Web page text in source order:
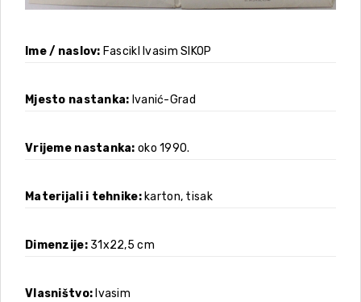
Ime / naslov Fascikl Ivasim SIKOP
Mjesto nastanka Ivanić-Grad
Vrijeme nastanka oko 1990.
Materijali i tehnike karton, tisak
Dimenzije 31x22,5 cm
Vlasništvo Ivasim